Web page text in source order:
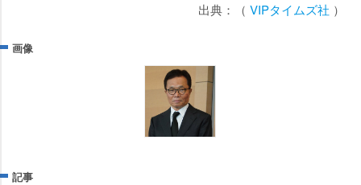
出典：（ VIPタイムズ社 ）
画像
記事